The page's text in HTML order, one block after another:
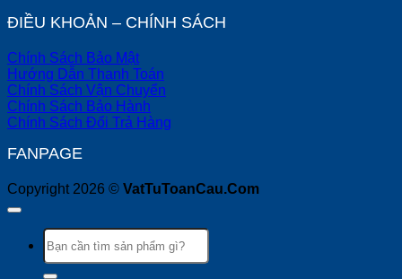
ĐIỀU KHOẢN – CHÍNH SÁCH
Chính Sách Bảo Mật
Hướng Dẫn Thanh Toán
Chính Sách Vận Chuyển
Chính Sách Bảo Hành
Chính Sách Đổi Trả Hàng
FANPAGE
Copyright 2026 © VatTuToanCau.Com
Tìm
kiếm: